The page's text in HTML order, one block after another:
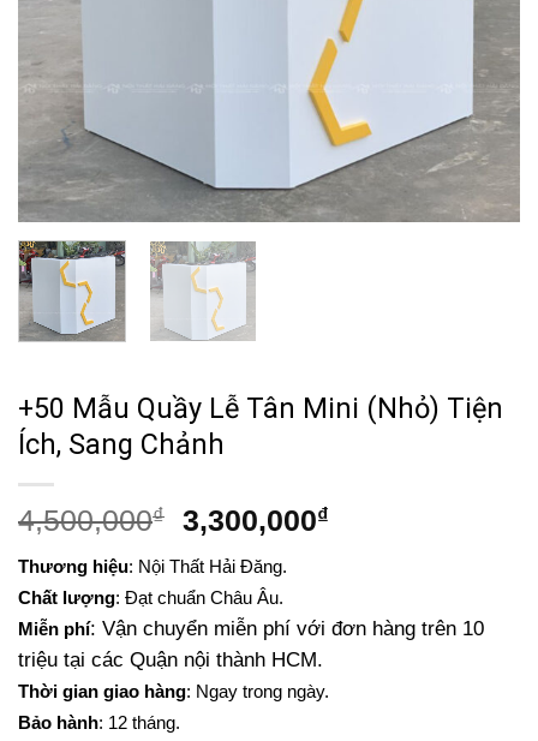
+50 Mẫu Quầy Lễ Tân Mini (Nhỏ) Tiện
Ích, Sang Chảnh
4,500,000₫
Giá
là:
4,500,000₫.
3,300,000₫Giá
3,300,000₫.
Thương hiệu: Nội Thất Hải Đăng.
Chất lượng: Đạt chuẩn Châu Âu.
Miễn phí: Vận chuyển miễn phí với đơn hàng trên 10
triệu tại các Quận nội thành HCM.
Thời gian giao hàng: Ngay trong ngày.
Bảo hành: 12 tháng.